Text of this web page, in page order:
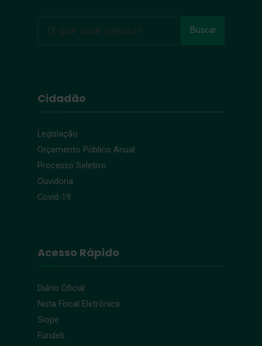
Buscar
Cidadão
Legislação
Orçamento Público Anual
Processo Seletivo
Ouvidoria
Covid-19
Acesso Rápido
Diário Oficial
Nota Fiscal Eletrônica
Siope
Fundeb